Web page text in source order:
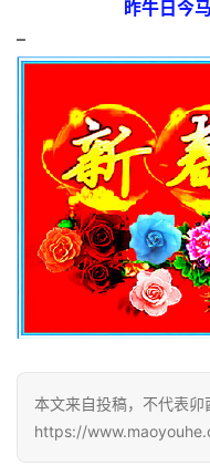
昨牛日今
–
本文来自投稿，不代表卯
https://